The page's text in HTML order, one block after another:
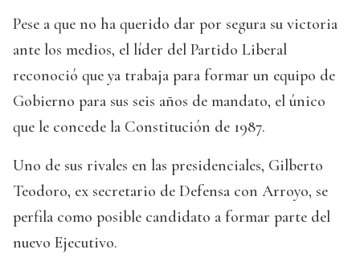
Pese a que no ha querido dar por segura su victoria
ante los medios, el líder del Partido Liberal
reconoció que ya trabaja para formar un equipo de
Gobierno para sus seis años de mandato, el único
que le concede la Constitución de 1987.
Uno de sus rivales en las presidenciales, Gilberto
Teodoro, ex secretario de Defensa con Arroyo, se
perfila como posible candidato a formar parte del
nuevo Ejecutivo.